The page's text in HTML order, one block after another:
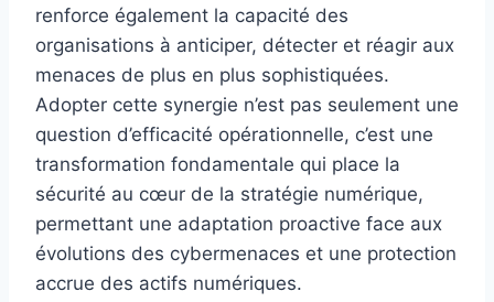
renforce également la capacité des
organisations à anticiper, détecter et réagir aux
menaces de plus en plus sophistiquées.
Adopter cette synergie n’est pas seulement une
question d’efficacité opérationnelle, c’est une
transformation fondamentale qui place la
sécurité au cœur de la stratégie numérique,
permettant une adaptation proactive face aux
évolutions des cybermenaces et une protection
accrue des actifs numériques.